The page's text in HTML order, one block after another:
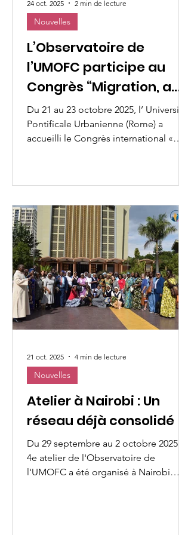
L’Observatoire de
l’UMOFC participe au
Congrès “Migration, a
Pilgrimage of Hope”
Du 21 au 23 octobre 2025, l’ Université
Pontificale Urbanienne (Rome) a
accueilli le Congrès international «
communautés migrantes et des
organisations de la société civile pour
réfléchir à la migration comme
phénomène théologique, social et
humain. L’événement a été organisé
par le Scalabrini International
Migration Institute (SIMI), l’Unive
Nouvelles
24 oct. 2025 2 min de lecture
Atelier à Nairobi : Un
réseau déjà consolidé
Du 29 septembre au 2 octobre 2025 , le
4e atelier de l'Observatoire de
l'UMOFC a été organisé à Nairobi
Nouvelles
21 oct. 2025 4 min de lecture